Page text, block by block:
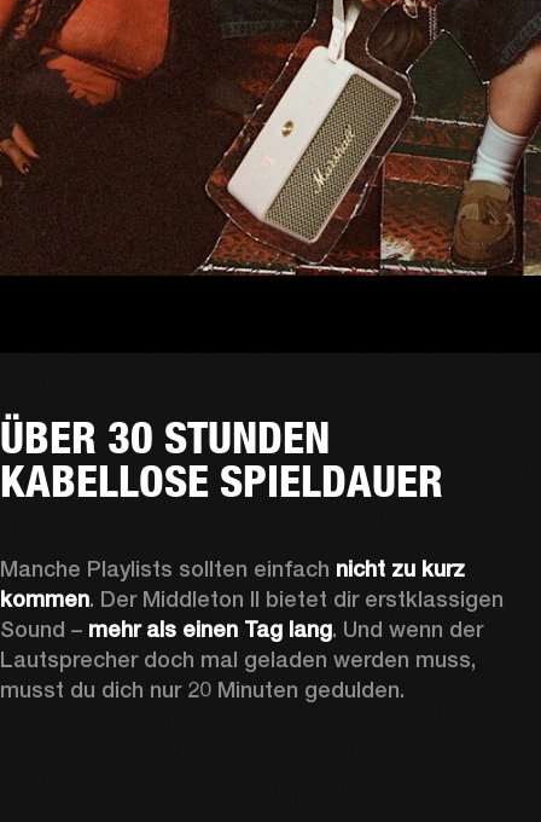
ÜBER 30 STUNDEN
KABELLOSE SPIELDAUER
Manche Playlists sollten einfach nicht zu kurz
kommen. Der Middleton II bietet dir erstklassigen
Sound – mehr als einen Tag lang. Und wenn der
Lautsprecher doch mal geladen werden muss,
musst du dich nur 20 Minuten gedulden.